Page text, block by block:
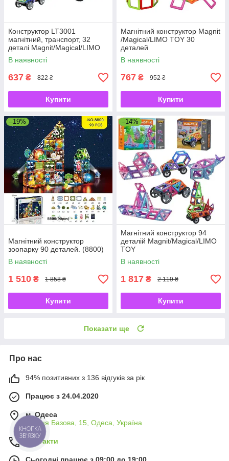
Конструктор LT3001
магнітний, транспорт, 32
деталі Magnit/Magical/LIMO
TOY
В наявності
637 ₴ 822 ₴
Купити
Магнітний конструктор Magnit
/Magical/LIMO TOY 30
деталей
В наявності
767 ₴ 952 ₴
Купити
–19%
Магнітний конструктор
зоопарку 90 деталей. (8800)
В наявності
1 510 ₴ 1 858 ₴
Купити
–14%
Магнітний конструктор 94
деталій Magnit/Magical/LIMO
TOY
В наявності
1 817 ₴ 2 119 ₴
Купити
Показати ще
Про нас
94% позитивних з 136 відгуків за рік
Працює з 24.04.2020
м. Одеса
вулиця Базова, 15, Одеса, Україна
Контакти
КНОПКА
ЗВ'ЯЗКУ